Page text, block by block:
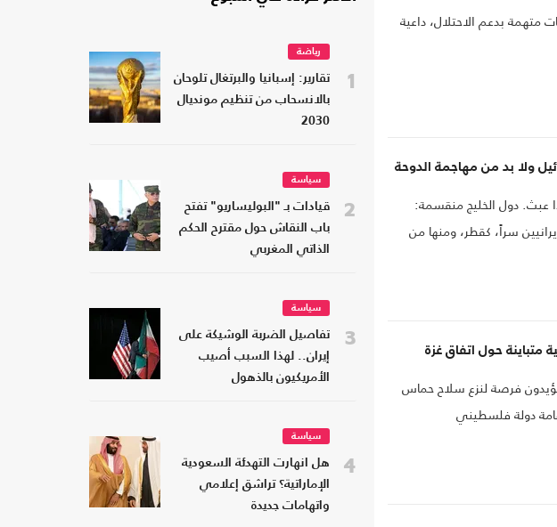
متهمة بدعم الاحتلال، داعية
ولا بد من مهاجمة الدوحة
عبث. دول الخليج منقسمة:
سراً، كقطر، ومنها من
متباينة حول اتفاق غزة
مؤيدون فرصة لنزع سلاح حماس
دولة فلسطيني
1
رياضة
تقارير: إسبانيا والبرتغال تلوحان
بالانسحاب من تنظيم مونديال
2030
2
سياسة
قيادات بـ "البوليساريو" تفتح
باب النقاش حول مقترح الحكم
الذاتي المغربي
3
سياسة
تفاصيل الضربة الوشيكة على
إيران.. لهذا السبب أصيب
الأمريكيون بالذهول
4
سياسة
هل انهارت التهدئة السعودية
الإماراتية؟ تراشق إعلامي
واتهامات جديدة